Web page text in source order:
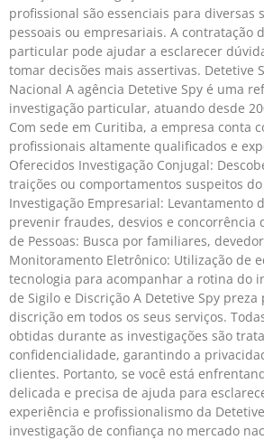
profissional são essenciais para diversas
pessoais ou empresariais. A contratação
particular pode ajudar a esclarecer
tomar decisões mais assertivas. Detetive
Nacional A agência Detetive Spy é uma
investigação particular, atuando desde
Com sede em Curitiba, a empresa conta
profissionais altamente qualificados e
Oferecidos Investigação Conjugal:
traições ou comportamentos suspeitos
Investigação Empresarial: Levantamento
prevenir fraudes, desvios e concorrência
de Pessoas: Busca por familiares,
Monitoramento Eletrônico: Utilização de
tecnologia para acompanhar a rotina do
de Sigilo e Discrição A Detetive Spy
discrição em todos os seus serviços.
obtidas durante as investigações são
confidencialidade, garantindo a
clientes. Portanto, se você está
delicada e precisa de ajuda para
experiência e profissionalismo da
investigação de confiança no mercado